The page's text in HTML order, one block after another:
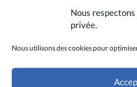
Nous
privée.
Nous utilisons des cookies pour